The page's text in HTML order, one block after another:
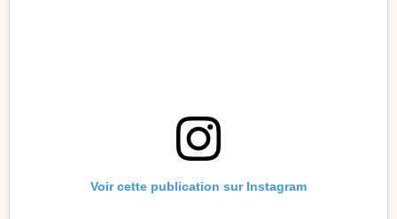
Voir cette publication sur Instagram